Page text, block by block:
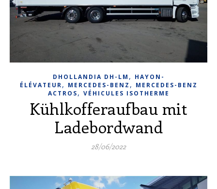
DHOLLANDIA DH-LM , HAYON-
ÉLÉVATEUR, MERCEDES-BENZ , MERCEDES-BENZ
ACTROS, VÉHICULES ISOTHERME
Kühlkofferaufbau mit
Ladebordwand
28/06/2022